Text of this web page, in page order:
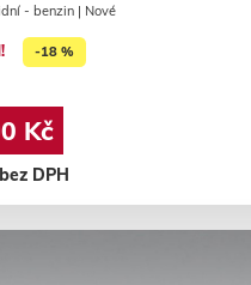
- benzin | Nové
-18 %
Kč
DPH